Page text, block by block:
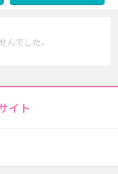
んでした。
イト